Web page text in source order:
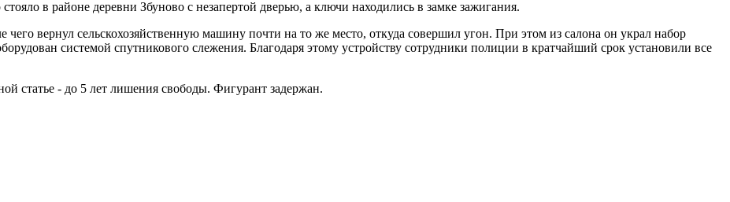
в районе деревни Збуново с незапертой дверью, а ключи находились в замке зажигания.
вернул сельскохозяйственную машину почти на то же место, откуда совершил угон. При этом из салона он украл набор
системой спутникового слежения. Благодаря этому устройству сотрудники полиции в кратчайший срок установили все
статье - до 5 лет лишения свободы. Фигурант задержан.